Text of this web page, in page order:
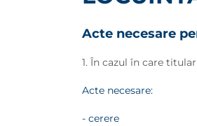
Acte necesare
1. În cazul în care
Acte necesare:
- cerere